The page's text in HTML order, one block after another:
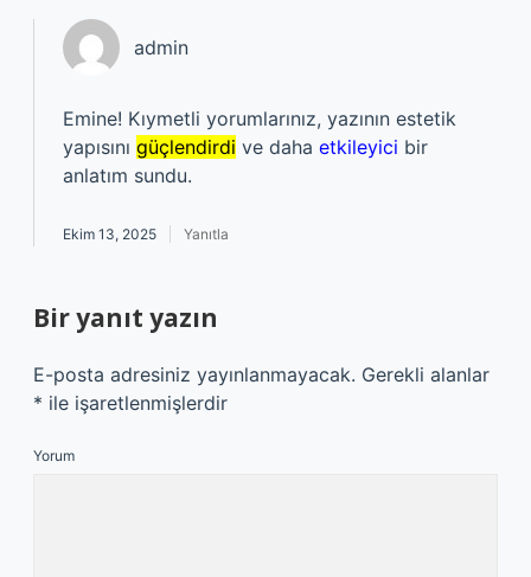
admin
Emine! Kıymetli yorumlarınız, yazının estetik
yapısını güçlendirdi ve daha etkileyici bir
anlatım sundu.
Ekim 13, 2025 Yanıtla
Bir yanıt yazın
E-posta adresiniz yayınlanmayacak. Gerekli alanlar
* ile işaretlenmişlerdir
Yorum